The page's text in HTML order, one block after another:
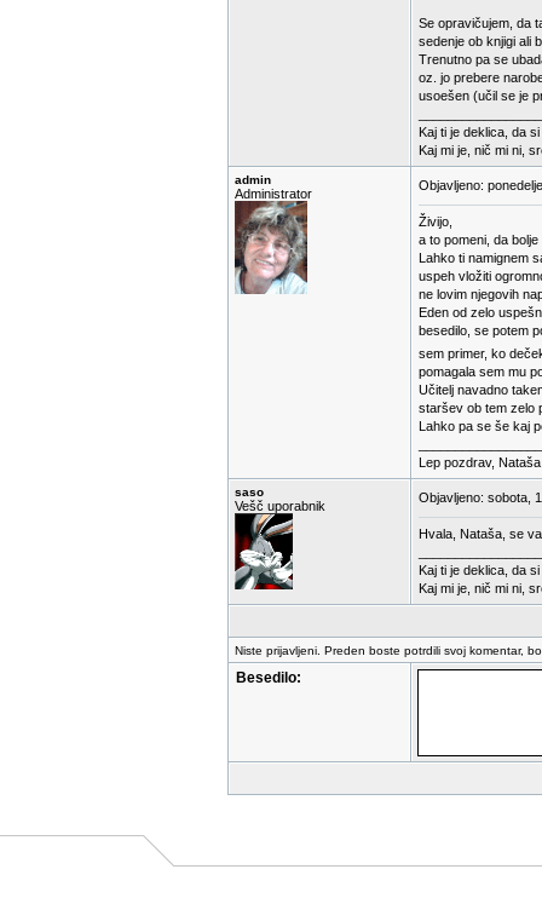
Se opravičujem, da
sedenje ob knjigi ali
Trenutno pa se
oz. jo prebere
usoešen (učil se je
Kaj ti je deklica, da
Kaj mi je, nič mi ni,
admin
Administrator
Objavljeno:
Živijo,
a to pomeni, da
Lahko ti namignem
uspeh vložiti
ne lovim njegovih
Eden od zelo
besedilo, se potem
sem primer, ko
pomagala sem mu
Učitelj navadno
staršev ob tem zelo
Lahko pa se še kaj
Lep pozdrav, Nataša
saso
Vešč uporabnik
Objavljeno: sobota,
Hvala, Nataša, se
Kaj ti je deklica, da
Kaj mi je, nič mi ni,
Niste prijavljeni. Preden boste potrdili svoj komentar,
Besedilo: